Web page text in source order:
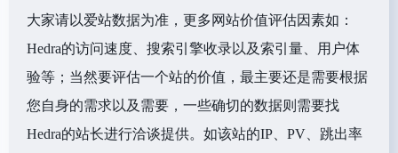
大家请以爱站数据为准，更多网站价值评估因素如：
Hedra的访问速度、搜索引擎收录以及索引量、用户体
验等；当然要评估一个站的价值，最主要还是需要根据
您自身的需求以及需要，一些确切的数据则需要找
Hedra的站长进行洽谈提供。如该站的IP、PV、跳出率